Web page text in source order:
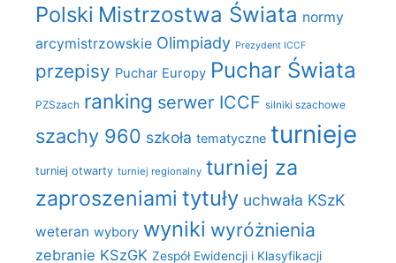
Polski Mistrzostwa Świata normy
arcymistrzowskie Olimpiady Prezydent ICCF
przepisy Puchar Europy Puchar Świata
PZSzach ranking serwer ICCF silniki szachowe
szachy 960 szkoła tematyczne turnieje
turniej otwarty turniej regionalny turniej za
zaproszeniami tytuły uchwała KSzK
weteran wybory wyniki wyróżnienia
zebranie KSzGK Zespół Ewidencji i Klasyfikacji